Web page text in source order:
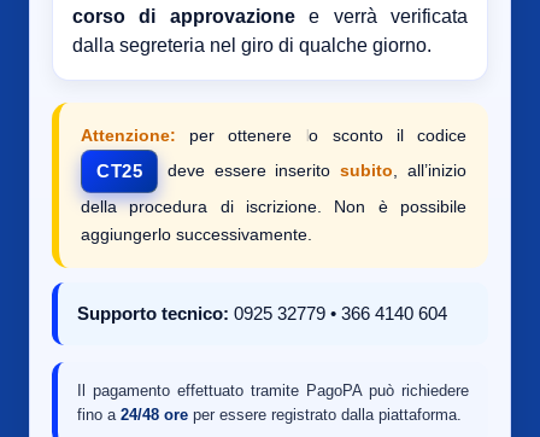
corso di approvazionee verrà verificata
dalla segreteria nel giro di qualche giorno.
Attenzione: per ottenere lo sconto il codice
CT25 deve essere inseritosubito , all’inizio
della procedura di iscrizione. Non è possibile
aggiungerlo successivamente.
Supporto tecnico: 0925 32779 • 366 4140 604
Il pagamento effettuato tramite PagoPA può richiedere
fino a 24/48 ore per essere registrato dalla piattaforma.